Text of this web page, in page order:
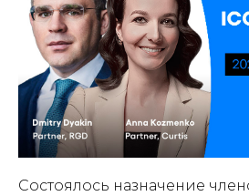
Состоялось назначение